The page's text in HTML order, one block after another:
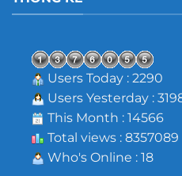
Users Today : 2290
Users Yesterday :
This Month : 14566
Total views : 8357089
Who's Online : 18